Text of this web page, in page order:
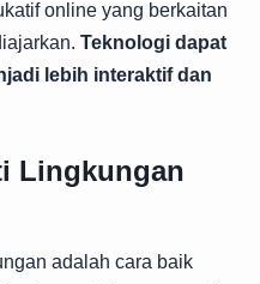
online yang berkaitan
Teknologi dapat
lebih interaktif dan
Lingkungan
adalah cara baik